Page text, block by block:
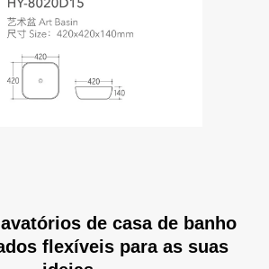
de casa de banho
flexíveis para as suas